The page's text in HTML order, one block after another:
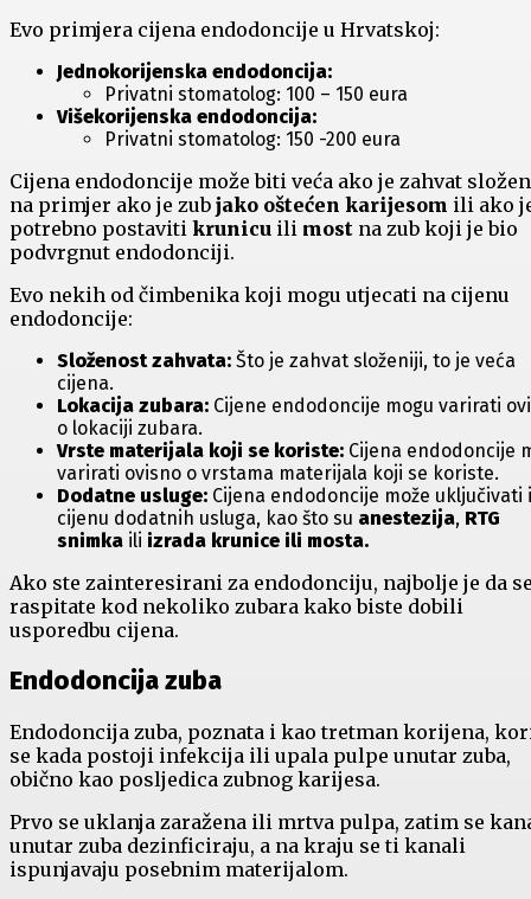
Evo primjera cijena endodoncije u Hrvatskoj:
Jednokorijenska endodoncija:
Privatni stomatolog: 100 – 150 eura
Višekorijenska endodoncija:
Privatni stomatolog: 150 -200 eura
Cijena endodoncije može biti veća ako je zahvat
na primjer ako je zub jako oštećen karijesom ili ako
potrebno postaviti krunicu ili most na zub koji je bio
podvrgnut endodonciji.
Evo nekih od čimbenika koji mogu utjecati na cijenu
endodoncije:
Složenost zahvata: Što je zahvat složeniji, to je veća
cijena.
Lokacija zubara: Cijene endodoncije mogu varirati
o lokaciji zubara.
Vrste materijala koji se koriste: Cijena endodoncije
varirati ovisno o vrstama materijala koji se koriste.
Dodatne usluge: Cijena endodoncije može uključivati i
cijenu dodatnih usluga, kao što su anestezija, RTG
snimka ili izrada krunice ili mosta.
Ako ste zainteresirani za endodonciju, najbolje je da
raspitate kod nekoliko zubara kako biste dobili
usporedbu cijena.
Endodoncija zuba
Endodoncija zuba, poznata i kao tretman korijena,
se kada postoji infekcija ili upala pulpe unutar zuba,
obično kao posljedica zubnog karijesa.
Prvo se uklanja zaražena ili mrtva pulpa, zatim se
unutar zuba dezinficiraju, a na kraju se ti kanali
ispunjavaju posebnim materijalom.